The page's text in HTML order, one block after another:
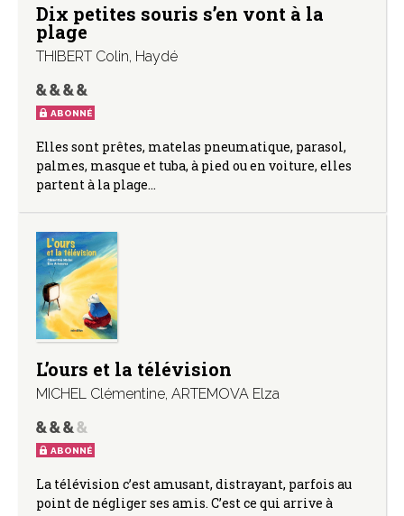
Dix petites souris s’en vont à la
plage
THIBERT Colin, Haydé
ABONNÉ
Elles sont prêtes, matelas pneumatique, parasol,
palmes, masque et tuba, à pied ou en voiture, elles
partent à la plage…
L’ours et la télévision
MICHEL Clémentine, ARTEMOVA Elza
ABONNÉ
La télévision c’est amusant, distrayant, parfois au
point de négliger ses amis. C’est ce qui arrive à